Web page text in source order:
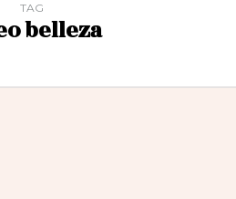
TAG
belleza